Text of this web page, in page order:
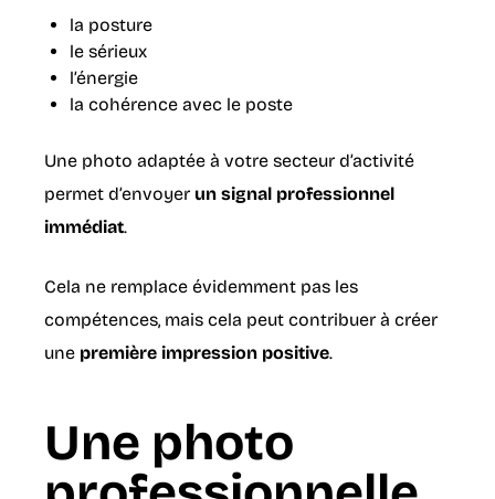
la posture
le sérieux
l’énergie
la cohérence avec le poste
Une photo adaptée à votre secteur d’activité
permet d’envoyer un signal professionnel
immédiat.
Cela ne remplace évidemment pas les
compétences, mais cela peut contribuer à créer
une première impression positive.
Une photo